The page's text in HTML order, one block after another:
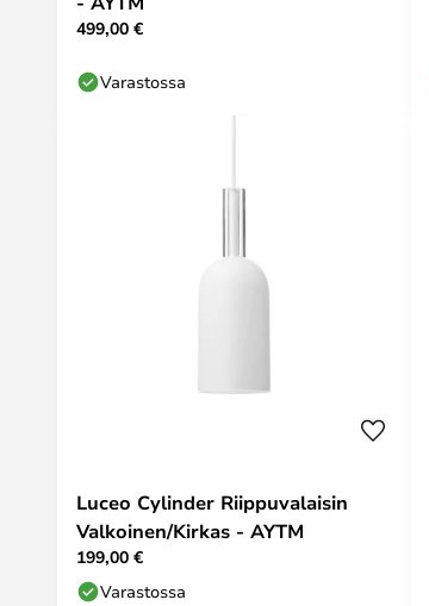
499,00 €
Varastossa
Luceo Cylinder Riippuvalaisin
Valkoinen/Kirkas - AYTM
199,00 €
Varastossa